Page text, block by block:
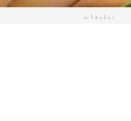
تبلیغات